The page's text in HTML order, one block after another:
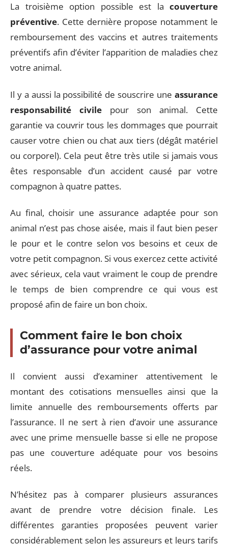
La troisième option possible est la couverture
préventive. Cette dernière propose notamment le
remboursement des vaccins et autres traitements
préventifs afin d’éviter l’apparition de maladies chez
votre animal.
Il y a aussi la possibilité de souscrire une assurance
responsabilité civile pour son animal. Cette
garantie va couvrir tous les dommages que pourrait
causer votre chien ou chat aux tiers (dégât matériel
ou corporel). Cela peut être très utile si jamais vous
êtes responsable d’un accident causé par votre
compagnon à quatre pattes.
Au final, choisir une assurance adaptée pour son
animal n’est pas chose aisée, mais il faut bien peser
le pour et le contre selon vos besoins et ceux de
votre petit compagnon. Si vous exercez cette activité
avec sérieux, cela vaut vraiment le coup de prendre
le temps de bien comprendre ce qui vous est
proposé afin de faire un bon choix.
Comment faire le bon choix
d’assurance pour votre animal
Il convient aussi d’examiner attentivement le
montant des cotisations mensuelles ainsi que la
limite annuelle des remboursements offerts par
l’assurance. Il ne sert à rien d’avoir une assurance
avec une prime mensuelle basse si elle ne propose
pas une couverture adéquate pour vos besoins
réels.
N’hésitez pas à comparer plusieurs assurances
avant de prendre votre décision finale. Les
différentes garanties proposées peuvent varier
considérablement selon les assureurs et leurs tarifs